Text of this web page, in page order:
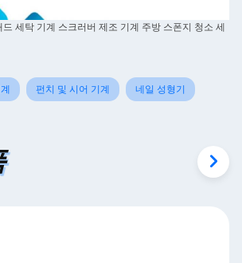
세탁 기계 스크러버 제조 기계 주방 스폰지 청소 세
펀치 및 시어 기계 네일 성형기